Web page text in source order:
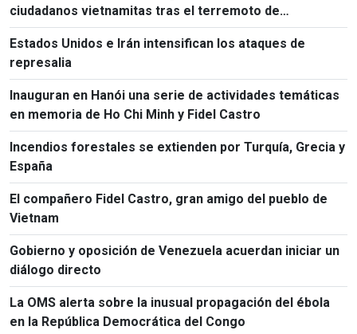
ciudadanos vietnamitas tras el terremoto de
Kumamoto
Estados Unidos e Irán intensifican los ataques de
represalia
Inauguran en Hanói una serie de actividades temáticas
en memoria de Ho Chi Minh y Fidel Castro
Incendios forestales se extienden por Turquía, Grecia y
España
El compañero Fidel Castro, gran amigo del pueblo de
Vietnam
Gobierno y oposición de Venezuela acuerdan iniciar un
diálogo directo
La OMS alerta sobre la inusual propagación del ébola
en la República Democrática del Congo